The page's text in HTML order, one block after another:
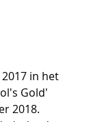
in het
Gold'
2018.